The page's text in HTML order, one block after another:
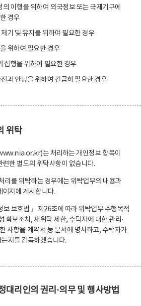
이행을 위하여 외국정보 또는 국제기구에
경우
기 및 유지를 위하여 필요한 경우
위하여 필요한 경우
집행을 위하여 필요한 경우
과 안녕을 위하여 긴급히 필요한 경우
위탁
는 처리하는 개인정보 항목이
한 별도의 위탁사항이 없습니다.
리를 위탁하는 경우에는 위탁업무의 내용과
이지에 게시합니다.
보 보호법」 제26조에 따라 위탁업무 수행목적
확보조치, 재위탁 제한, 수탁자에 대한 관리·
사항을 계약서 등 문서에 명시하고, 수탁자가
지를 감독하겠습니다.
대리인의 권리·의무 및 행사방법